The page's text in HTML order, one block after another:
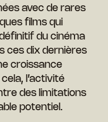
avec de rares
films qui
du cinéma
ces dix dernières
croissance
l’activité
des limitations
potentiel.